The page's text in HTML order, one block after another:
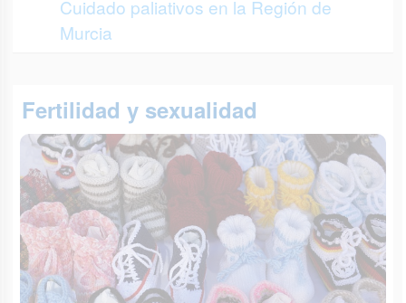
Cuidado paliativos en la Región de
Murcia
Fertilidad y sexualidad